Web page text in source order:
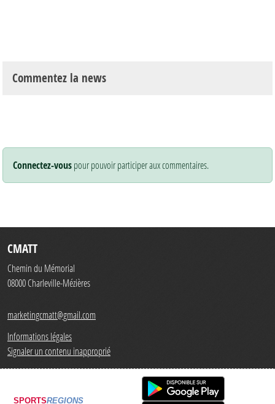
Commentez la news
Connectez-vouspour pouvoir participer aux commentaires.
CMATT
Chemin du Mémorial
08000Charleville-Mézières
marketingcmatt@gmail.com
Informations légales
Signaler un contenu inapproprié
SPORTSREGIONS